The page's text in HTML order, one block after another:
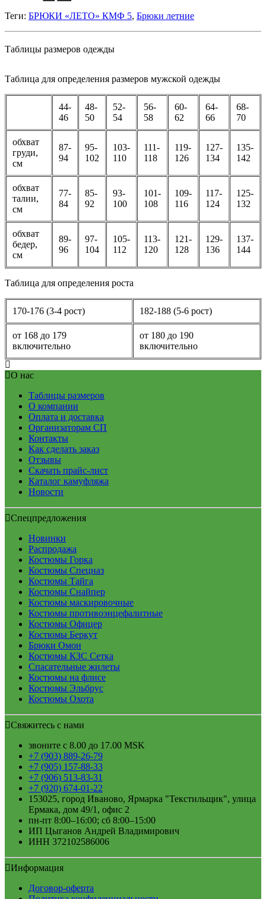
Теги: БРЮКИ «ЛЕТО» КМФ 5, Брюки летние
Таблицы размеров одежды
Таблица для определения размеров мужской одежды
44-
46
48-
50
52-
54
56-
58
60-
62
64-
66
68-
70
обхват
груди,
см
87-
94
95-
102
103-
110
111-
118
119-
126
127-
134
135-
142
обхват
талии,
см
77-
84
85-
92
93-
100
101-
108
109-
116
117-
124
125-
132
обхват
бедер,
см
89-
96
97-
104
105-
112
113-
120
121-
128
129-
136
137-
144
Таблица для определения роста
170-176 (3-4 рост) 182-188 (5-6 рост)
от 168 до 179
включительно
от 180 до 190
включительно
О нас
Таблицы размеров
О компании
Оплата и доставка
Организаторам СП
Контакты
Как сделать заказ
Отзывы
Скачать прайс-лист
Каталог камуфляжа
Новости
Спецпредложения
Новинки
Распродажа
Костюмы Горка
Костюмы Спецназ
Костюмы Тайга
Костюмы Снайпер
Костюмы маскировочные
Костюмы противоэнцефалитные
Костюмы Офицер
Костюмы Беркут
Брюки Омон
Костюмы КЗС Сетка
Спасательные жилеты
Костюмы на флисе
Костюмы Эльбрус
Костюмы Охота
Свяжитесь с нами
звоните с 8.00 до 17.00 MSK
+7 (903) 889-26-79
+7 (905) 157-88-33
+7 (906) 513-83-31
+7 (920) 674-01-22
153025, город Иваново, Ярмарка "Текстильщик", улица
Ермака, дом 49/1, офис 2
пн-пт 8:00–16:00; сб 8:00–15:00
ИП Цыганов Андрей Владимирович
ИНН 372102586006
Информация
Договор-оферта